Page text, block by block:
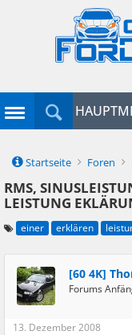
Startseite Foren
RMS,
LEISTUNG
einer erklären
[60 4K]
Forums
13. Dezember 2008